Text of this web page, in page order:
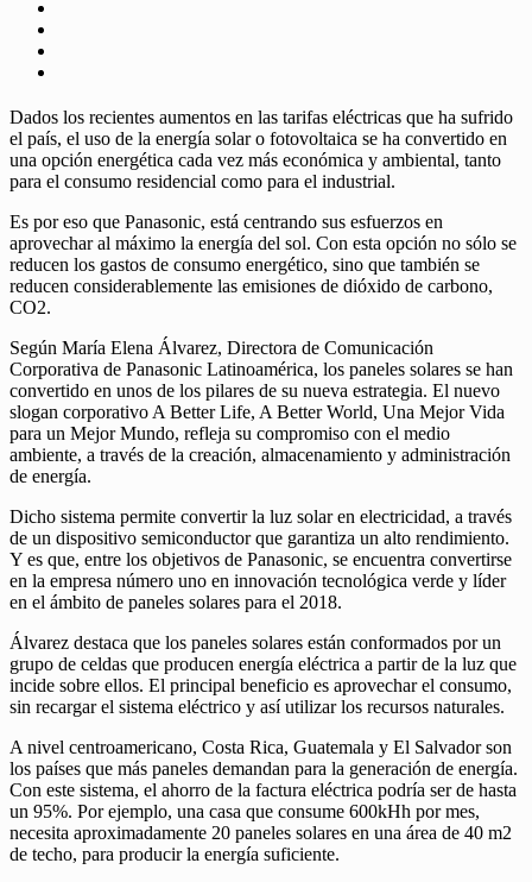
Dados los recientes aumentos en las tarifas eléctricas que ha sufrido
el país, el uso de la energía solar o fotovoltaica se ha convertido en
una opción energética cada vez más económica y ambiental, tanto
para el consumo residencial como para el industrial.
Es por eso que Panasonic, está centrando sus esfuerzos en
aprovechar al máximo la energía del sol. Con esta opción no sólo se
reducen los gastos de consumo energético, sino que también se
reducen considerablemente las emisiones de dióxido de carbono,
CO2.
Según María Elena Álvarez, Directora de Comunicación
Corporativa de Panasonic Latinoamérica, los paneles solares se han
convertido en unos de los pilares de su nueva estrategia. El nuevo
slogan corporativo A Better Life, A Better World, Una Mejor Vida
para un Mejor Mundo, refleja su compromiso con el medio
ambiente, a través de la creación, almacenamiento y administración
de energía.
Dicho sistema permite convertir la luz solar en electricidad, a través
de un dispositivo semiconductor que garantiza un alto rendimiento.
Y es que, entre los objetivos de Panasonic, se encuentra convertirse
en la empresa número uno en innovación tecnológica verde y líder
en el ámbito de paneles solares para el 2018.
Álvarez destaca que los paneles solares están conformados por un
grupo de celdas que producen energía eléctrica a partir de la luz que
incide sobre ellos. El principal beneficio es aprovechar el consumo,
sin recargar el sistema eléctrico y así utilizar los recursos naturales.
A nivel centroamericano, Costa Rica, Guatemala y El Salvador son
los países que más paneles demandan para la generación de energía.
Con este sistema, el ahorro de la factura eléctrica podría ser de hasta
un 95%. Por ejemplo, una casa que consume 600kHh por mes,
necesita aproximadamente 20 paneles solares en una área de 40 m2
de techo, para producir la energía suficiente.